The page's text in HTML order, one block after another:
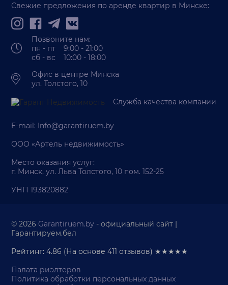
Свежие предложения по аренде квартир в Минске:
Позвоните нам:
пн - пт 9:00 - 21:00
сб - вс 10:00 - 18:00
Офис в центре Минска
ул. Толстого, 10
Служба качества компании
E-mail: Info@garantiruem.by
ООО «Артель недвижимость»
Место оказания услуг:
г. Минск, ул. Льва Толстого, 10 пом. 152-25
УНП 193820882
© 2026Garantiruem.by - официальный сайт |
Гарантируем.бел
Рейтинг: 4.86 (На основе411 отзывов) ★★★★★
Палата риэлтеров
Политика обработки персональных данных